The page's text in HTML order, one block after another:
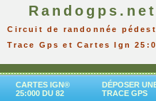
Randogps.net
Circuit de randonnée
Trace Gps et Cartes Ign
CARTES IGN®
25:000 DU 82
DÉPOSER
TRACE GPS